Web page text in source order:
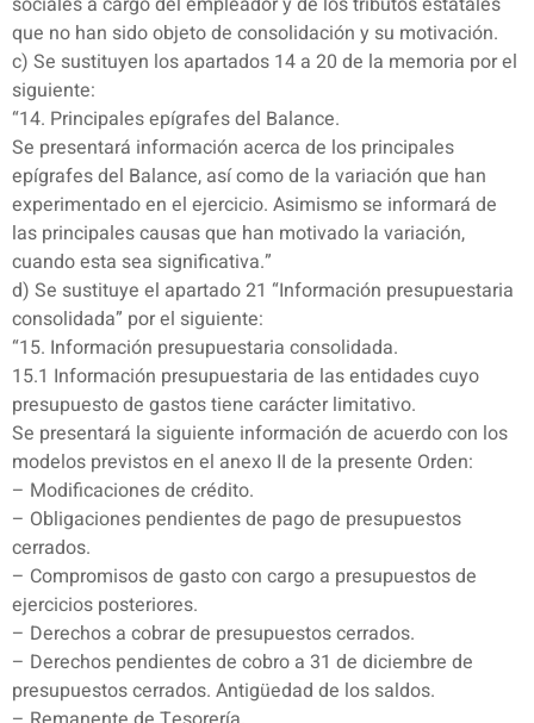
que no han sido objeto de consolidación y su motivación.
c) Se sustituyen los apartados 14 a 20 de la memoria por el
siguiente:
“14. Principales epígrafes del Balance.
Se presentará información acerca de los principales
epígrafes del Balance, así como de la variación que han
experimentado en el ejercicio. Asimismo se informará de
las principales causas que han motivado la variación,
cuando esta sea significativa.”
d) Se sustituye el apartado 21 “Información presupuestaria
consolidada” por el siguiente:
“15. Información presupuestaria consolidada.
15.1 Información presupuestaria de las entidades cuyo
presupuesto de gastos tiene carácter limitativo.
Se presentará la siguiente información de acuerdo con los
modelos previstos en el anexo II de la presente Orden:
– Modificaciones de crédito.
– Obligaciones pendientes de pago de presupuestos
cerrados.
– Compromisos de gasto con cargo a presupuestos de
ejercicios posteriores.
– Derechos a cobrar de presupuestos cerrados.
– Derechos pendientes de cobro a 31 de diciembre de
presupuestos cerrados. Antigüedad de los saldos.